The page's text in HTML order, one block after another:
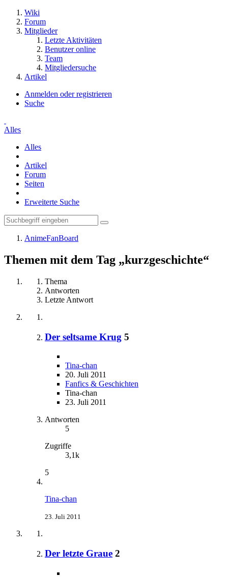
Wiki
Forum
Mitglieder
Letzte Aktivitäten
Benutzer online
Team
Mitgliedersuche
Artikel
Anmelden oder registrieren
Suche
Alles
Alles
Artikel
Forum
Seiten
Erweiterte Suche
AnimeFanBoard
Themen mit dem Tag „kurzgeschichte“
Thema
Antworten
Letzte Antwort
Der seltsame Krug 5
Tina-chan
20. Juli 2011
Fanfics & Geschichten
Tina-chan
23. Juli 2011
Antworten
5
Zugriffe
3,1k
5
Tina-chan
23. Juli 2011
Der letzte Graue 2